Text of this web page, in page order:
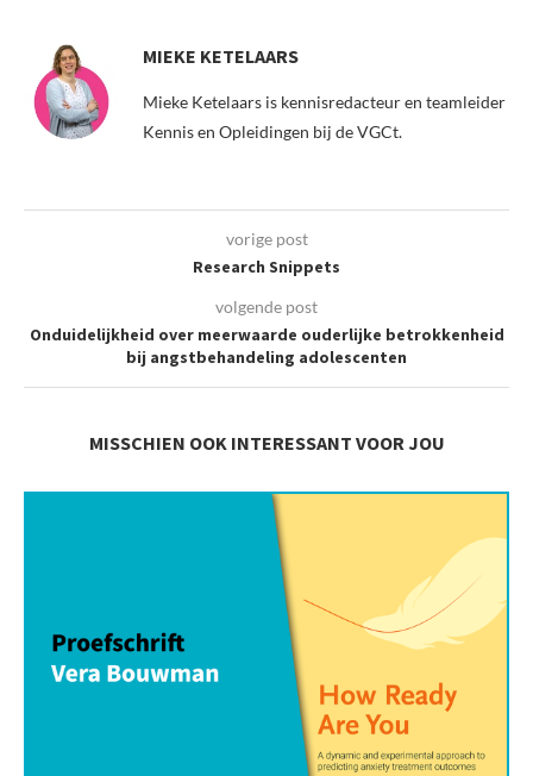
MIEKE KETELAARS
Mieke Ketelaars is kennisredacteur en teamleider
Kennis en Opleidingen bij de VGCt.
vorige post
Research Snippets
volgende post
Onduidelijkheid over meerwaarde ouderlijke betrokkenheid
bij angstbehandeling adolescenten
MISSCHIEN OOK INTERESSANT VOOR JOU